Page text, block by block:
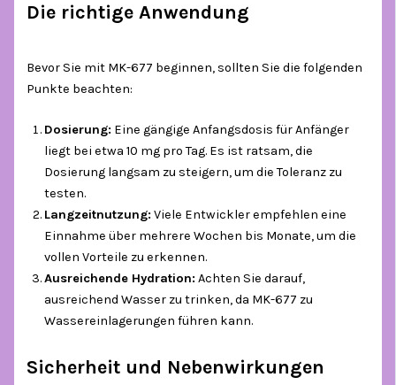
Die richtige Anwendung
Bevor Sie mit MK-677 beginnen, sollten Sie die folgenden
Punkte beachten:
Dosierung: Eine gängige Anfangsdosis für Anfänger
liegt bei etwa 10 mg pro Tag. Es ist ratsam, die
Dosierung langsam zu steigern, um die Toleranz zu
testen.
Langzeitnutzung: Viele Entwickler empfehlen eine
Einnahme über mehrere Wochen bis Monate, um die
vollen Vorteile zu erkennen.
Ausreichende Hydration: Achten Sie darauf,
ausreichend Wasser zu trinken, da MK-677 zu
Wassereinlagerungen führen kann.
Sicherheit und Nebenwirkungen